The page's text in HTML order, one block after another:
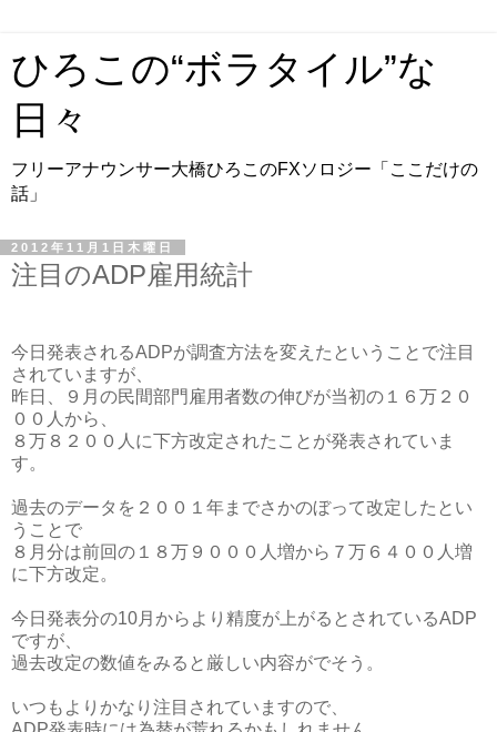
ひろこの“ボラタイル”な
日々
フリーアナウンサー大橋ひろこのFXソロジー「ここだけの
話」
2012年11月1日木曜日
注目のADP雇用統計
今日発表されるADPが調査方法を変えたということで注目
されていますが、
昨日、９月の民間部門雇用者数の伸びが当初の１６万２０
００人から、
８万８２００人に下方改定されたことが発表されていま
す。
過去のデータを２００１年までさかのぼって改定したとい
うことで
８月分は前回の１８万９０００人増から７万６４００人増
に下方改定。
今日発表分の10月からより精度が上がるとされているADP
ですが、
過去改定の数値をみると厳しい内容がでそう。
いつもよりかなり注目されていますので、